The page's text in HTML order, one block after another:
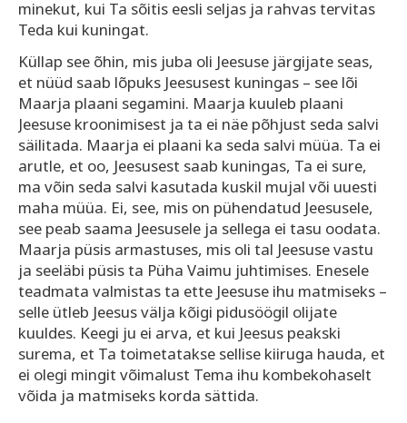
minekut, kui Ta sõitis eesli seljas ja rahvas tervitas
Teda kui kuningat.
Küllap see õhin, mis juba oli Jeesuse järgijate seas,
et nüüd saab lõpuks Jeesusest kuningas – see lõi
Maarja plaani segamini. Maarja kuuleb plaani
Jeesuse kroonimisest ja ta ei näe põhjust seda salvi
säilitada. Maarja ei plaani ka seda salvi müüa. Ta ei
arutle, et oo, Jeesusest saab kuningas, Ta ei sure,
ma võin seda salvi kasutada kuskil mujal või uuesti
maha müüa. Ei, see, mis on pühendatud Jeesusele,
see peab saama Jeesusele ja sellega ei tasu oodata.
Maarja püsis armastuses, mis oli tal Jeesuse vastu
ja seeläbi püsis ta Püha Vaimu juhtimises. Enesele
teadmata valmistas ta ette Jeesuse ihu matmiseks –
selle ütleb Jeesus välja kõigi pidusöögil olijate
kuuldes. Keegi ju ei arva, et kui Jeesus peakski
surema, et Ta toimetatakse sellise kiiruga hauda, et
ei olegi mingit võimalust Tema ihu kombekohaselt
võida ja matmiseks korda sättida.